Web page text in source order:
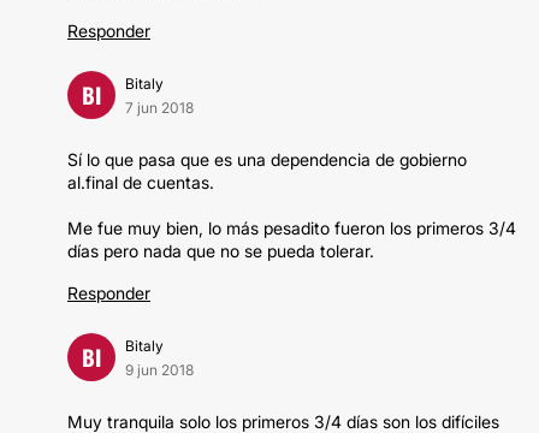
Responder
BI
Bitaly
7 jun 2018
Sí lo que pasa que es una dependencia de gobierno
al.final de cuentas.
Me fue muy bien, lo más pesadito fueron los primeros 3/4
días pero nada que no se pueda tolerar.
Responder
BI
Bitaly
9 jun 2018
Muy tranquila solo los primeros 3/4 días son los difíciles